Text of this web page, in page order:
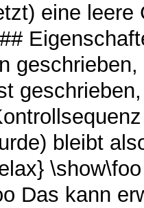
eine leere
bleibt
Das kann